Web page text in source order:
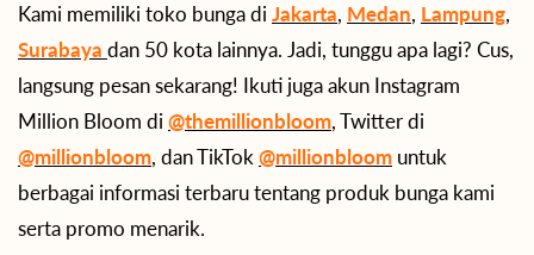
Kami memiliki toko bunga di Jakarta, Medan, Lampung,
Surabaya dan 50 kota lainnya. Jadi, tunggu apa lagi? Cus,
langsung pesan sekarang! Ikuti juga akun Instagram
Million Bloom di @themillionbloom, Twitter di
@millionbloom, dan TikTok @millionbloom untuk
berbagai informasi terbaru tentang produk bunga kami
serta promo menarik.